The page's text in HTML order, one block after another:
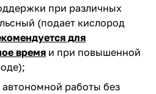
при различных
(подает кислород
для
время и при повышенной
работы без